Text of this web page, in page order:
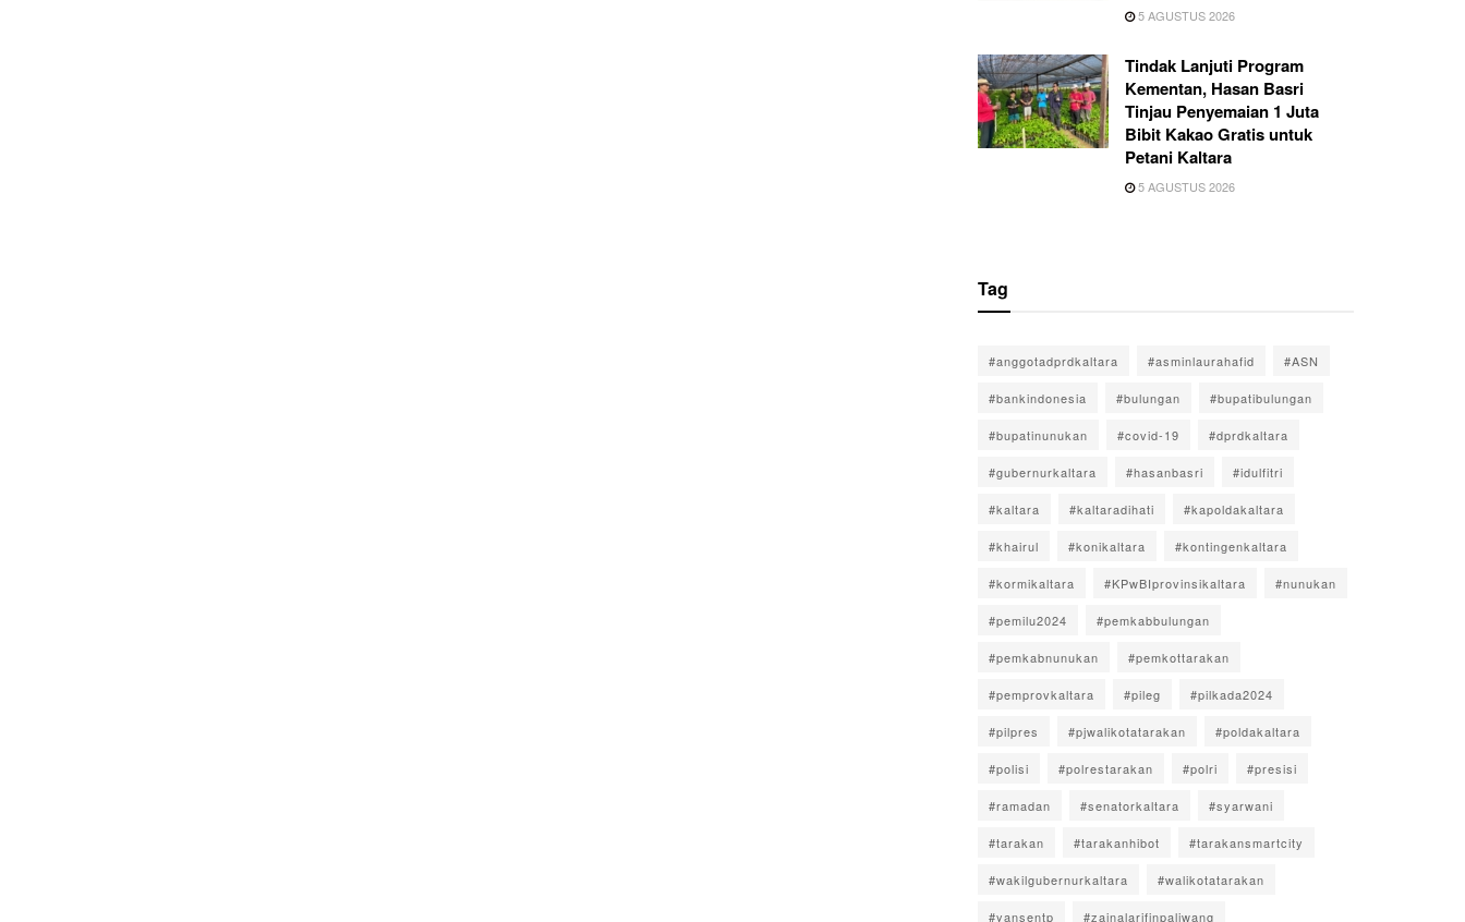
5 AGUSTUS 2026
Tindak Lanjuti Program
Kementan, Hasan Basri
Tinjau Penyemaian 1 Juta
Bibit Kakao Gratis untuk
Petani Kaltara
5 AGUSTUS 2026
Tag
#anggotadprdkaltara #asminlaurahafid #ASN
#bankindonesia #bulungan #bupatibulungan
#bupatinunukan #covid-19 #dprdkaltara
#gubernurkaltara #hasanbasri #idulfitri
#kaltara #kaltaradihati #kapoldakaltara
#khairul #konikaltara #kontingenkaltara
#kormikaltara #KPwBIprovinsikaltara #nunukan
#pemilu2024 #pemkabbulungan
#pemkabnunukan #pemkottarakan
#pemprovkaltara #pileg #pilkada2024
#pilpres #pjwalikotatarakan #poldakaltara
#polisi #polrestarakan #polri #presisi
#ramadan #senatorkaltara #syarwani
#tarakan #tarakanhibot #tarakansmartcity
#wakilgubernurkaltara #walikotatarakan
#yansentp #zainalarifinpaliwang